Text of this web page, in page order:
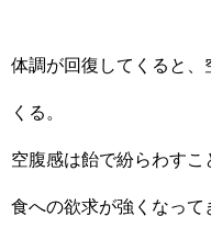
体調が回復してくると、
くる。
空腹感は飴で紛らわす
食への欲求が強くなって